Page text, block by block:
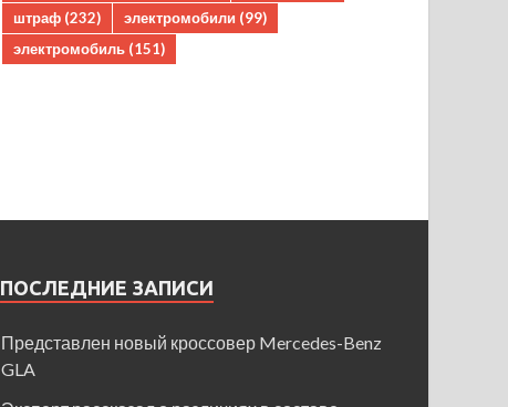
штраф (232) электромобили (99)
электромобиль (151)
ПОСЛЕДНИЕ ЗАПИСИ
Представлен новый кроссовер Mercedes-Benz
GLA